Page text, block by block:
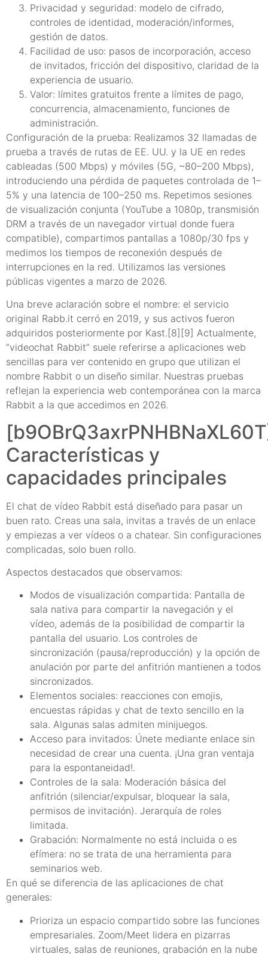
Privacidad y seguridad: modelo de cifrado,
controles de identidad, moderación/informes,
gestión de datos.
Facilidad de uso: pasos de incorporación, acceso
de invitados, fricción del dispositivo, claridad de la
experiencia de usuario.
Valor: límites gratuitos frente a límites de pago,
concurrencia, almacenamiento, funciones de
administración.
Configuración de la prueba: Realizamos 32 llamadas de
prueba a través de rutas de EE. UU. y la UE en redes
cableadas (500 Mbps) y móviles (5G, ~80–200 Mbps),
introduciendo una pérdida de paquetes controlada de 1–
5% y una latencia de 100–250 ms. Repetimos sesiones
de visualización conjunta (YouTube a 1080p, transmisión
DRM a través de un navegador virtual donde fuera
compatible), compartimos pantallas a 1080p/30 fps y
medimos los tiempos de reconexión después de
interrupciones en la red. Utilizamos las versiones
públicas vigentes a marzo de 2026.
Una breve aclaración sobre el nombre: el servicio
original Rabb.it cerró en 2019, y sus activos fueron
adquiridos posteriormente por Kast.[8][9] Actualmente,
“videochat Rabbit” suele referirse a aplicaciones web
sencillas para ver contenido en grupo que utilizan el
nombre Rabbit o un diseño similar. Nuestras pruebas
reflejan la experiencia web contemporánea con la marca
Rabbit a la que accedimos en 2026.
Características y
capacidades principales
El chat de vídeo Rabbit está diseñado para pasar un
buen rato. Creas una sala, invitas a través de un enlace
y empiezas a ver vídeos o a chatear. Sin configuraciones
complicadas, solo buen rollo.
Aspectos destacados que observamos:
Modos de visualización compartida: Pantalla de
sala nativa para compartir la navegación y el
vídeo, además de la posibilidad de compartir la
pantalla del usuario. Los controles de
sincronización (pausa/reproducción) y la opción de
anulación por parte del anfitrión mantienen a todos
sincronizados.
Elementos sociales: reacciones con emojis,
encuestas rápidas y chat de texto sencillo en la
sala. Algunas salas admiten minijuegos.
Acceso para invitados: Únete mediante enlace sin
necesidad de crear una cuenta. ¡Una gran ventaja
para la espontaneidad!.
Controles de la sala: Moderación básica del
anfitrión (silenciar/expulsar, bloquear la sala,
permisos de invitación). Jerarquía de roles
limitada.
Grabación: Normalmente no está incluida o es
efímera: no se trata de una herramienta para
seminarios web.
En qué se diferencia de las aplicaciones de chat
generales:
Prioriza un espacio compartido sobre las funciones
empresariales. Zoom/Meet lidera en pizarras
virtuales, salas de reuniones, grabación en la nube